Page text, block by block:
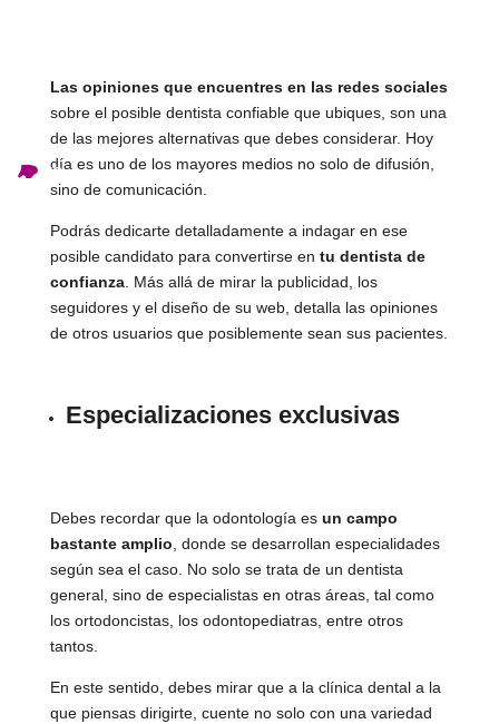
ES
Las opiniones que encuentres en las redes sociales
sobre el posible dentista confiable que ubiques, son una
de las mejores alternativas que debes considerar. Hoy
día es uno de los mayores medios no solo de difusión,
sino de comunicación.
Podrás dedicarte detalladamente a indagar en ese
posible candidato para convertirse en tu dentista de
confianza. Más allá de mirar la publicidad, los
seguidores y el diseño de su web, detalla las opiniones
de otros usuarios que posiblemente sean sus pacientes.
Especializaciones exclusivas
Debes recordar que la odontología es un campo
bastante amplio, donde se desarrollan especialidades
según sea el caso. No solo se trata de un dentista
general, sino de especialistas en otras áreas, tal como
los ortodoncistas, los odontopediatras, entre otros
tantos.
En este sentido, debes mirar que a la clínica dental a la
que piensas dirigirte, cuente no solo con una variedad